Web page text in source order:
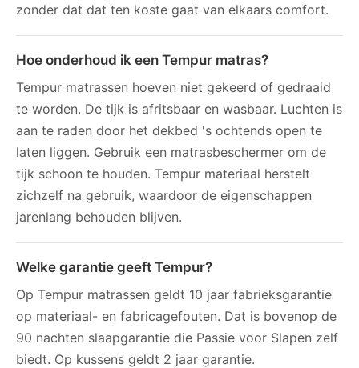
zonder dat dat ten koste gaat van elkaars comfort.
Hoe onderhoud ik een Tempur matras?
Tempur matrassen hoeven niet gekeerd of gedraaid
te worden. De tijk is afritsbaar en wasbaar. Luchten is
aan te raden door het dekbed 's ochtends open te
laten liggen. Gebruik een matrasbeschermer om de
tijk schoon te houden. Tempur materiaal herstelt
zichzelf na gebruik, waardoor de eigenschappen
jarenlang behouden blijven.
Welke garantie geeft Tempur?
Op Tempur matrassen geldt 10 jaar fabrieksgarantie
op materiaal- en fabricagefouten. Dat is bovenop de
90 nachten slaapgarantie die Passie voor Slapen zelf
biedt. Op kussens geldt 2 jaar garantie.